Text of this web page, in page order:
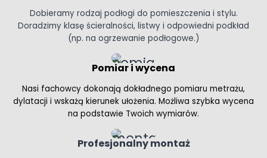
Dobieramy rodzaj podłogi do pomieszczenia i stylu.
Doradzimy klasę ścieralności, listwy i odpowiedni podkład
(np. na ogrzewanie podłogowe.)
Pomiar i wycena
Nasi fachowcy dokonają dokładnego pomiaru metrażu,
dylatacji i wskażą kierunek ułożenia. Możliwa szybka wycena
na podstawie Twoich wymiarów.
Profesjonalny montaż